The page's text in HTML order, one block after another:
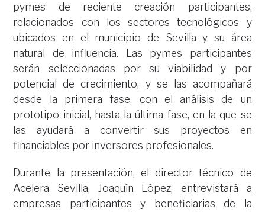
pymes de reciente creación participantes,
relacionados con los sectores tecnológicos y
ubicados en el municipio de Sevilla y su área
natural de influencia. Las pymes participantes
serán seleccionadas por su viabilidad y por
potencial de crecimiento, y se las acompañará
desde la primera fase, con el análisis de un
prototipo inicial, hasta la última fase, en la que se
las ayudará a convertir sus proyectos en
financiables por inversores profesionales.
Durante la presentación, el director técnico de
Acelera Sevilla, Joaquín López, entrevistará a
empresas participantes y beneficiarias de la